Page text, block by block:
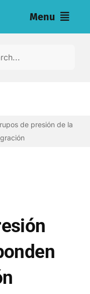
Menu
de presión de la